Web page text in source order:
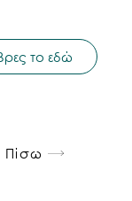
το εδώ
Πίσω